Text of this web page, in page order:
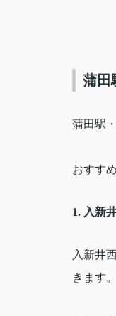
蒲田
蒲田駅
おすす
1. 入新
入新井
きます。